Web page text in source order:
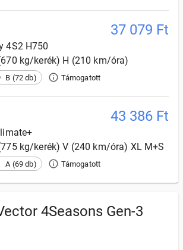
37 079 Ft
4S2 H750
kg/kerék) H (210 km/óra)
B (72 db) Támogatott
43 386 Ft
kg/kerék) V (240 km/óra) XL M+S
A (69 db) Támogatott
4Seasons Gen-3